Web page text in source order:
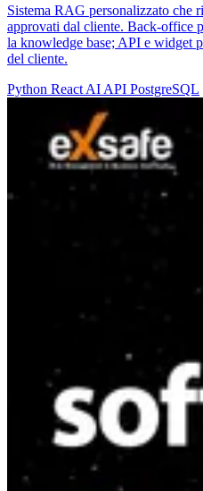
Sistema RAG personalizzato che
approvati dal cliente. Back-office
la knowledge base; API e widget
del cliente.
Python React AI API PostgreSQL